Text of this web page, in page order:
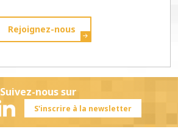
Rejoignez-nous
Suivez-nous sur
S'inscrire à la newsletter